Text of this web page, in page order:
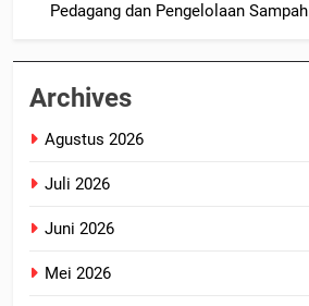
Pedagang dan Pengelolaan Sampah
Archives
Agustus 2026
Juli 2026
Juni 2026
Mei 2026